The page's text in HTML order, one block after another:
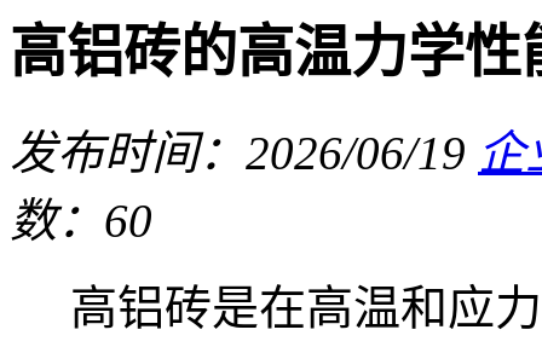
高铝砖的高温力学性
发布时间：2026/06/19 企
数：60
高铝砖是在高温和应